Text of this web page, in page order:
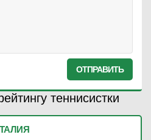
ОТПРАВИТЬ
теннисистки